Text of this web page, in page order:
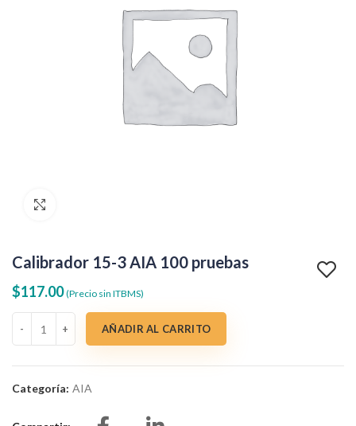
Calibrador 15-3 AIA 100 pruebas
$117.00 (Precio sin ITBMS)
Calibrador 15-3 AIA 100 pruebas cantidad
AÑADIR AL CARRITO
Categoría: AIA